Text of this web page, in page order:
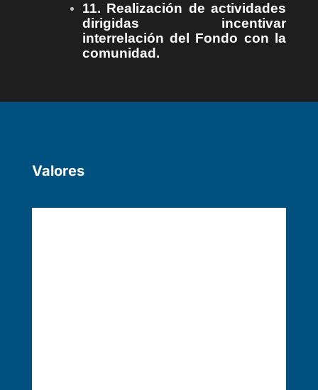
11. Realización de actividades
dirigidas incentivar
interrelación del Fondo con la
comunidad.
Valores